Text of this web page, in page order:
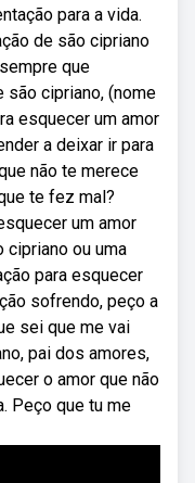
para a vida.
de são cipriano
que
cipriano, (nome
esquecer um amor
a deixar ir para
não te merece
te fez mal?
um amor
cipriano ou uma
para esquecer
sofrendo, peço a
sei que me vai
pai dos amores,
o amor que não
Peço que tu me